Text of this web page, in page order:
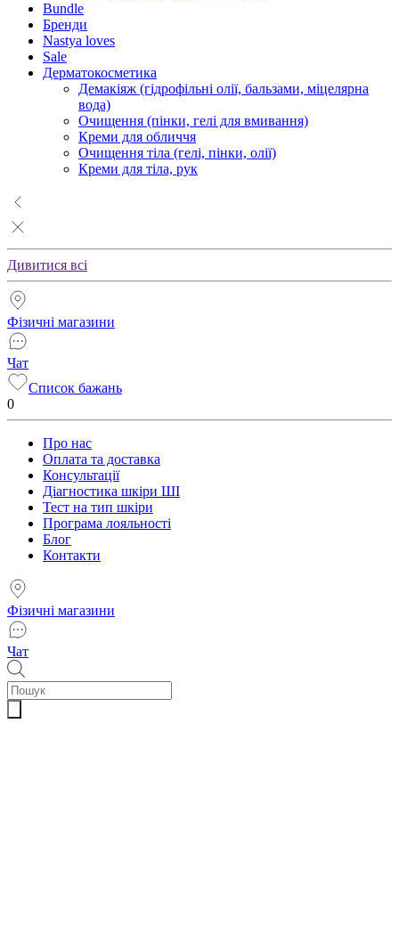
Bundle
Бренди
Nastya loves
Sale
Дерматокосметика
Демакіяж (гідрофільні олії, бальзами, міцелярна
вода)
Очищення (пінки, гелі для вмивання)
Креми для обличчя
Очищення тіла (гелі, пінки, олії)
Креми для тіла, рук
Дивитися всі
Фізичні магазини
Чат
Список бажань
0
Про нас
Оплата та доставка
Консультації
Діагностика шкіри ШІ
Тест на тип шкіри
Програма лояльності
Блог
Контакти
Фізичні магазини
Чат
Пошук
товарів